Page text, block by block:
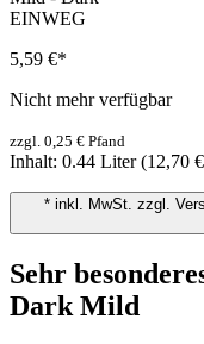
EINWEG
5,59 €*
Nicht mehr verfügbar
zzgl. 0,25 € Pfand
Inhalt: 0.44 Liter(12,70
* inkl. MwSt. zzgl.
Sehr
Dark Mild